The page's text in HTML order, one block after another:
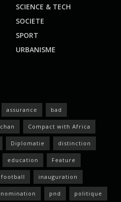
SCIENCE & TECH
SOCIETE
SPORT
URBANISME
assurance bad
chan Compact with Africa
Diplomatie distinction
education Feature
football inauguration
nomination pnd politique